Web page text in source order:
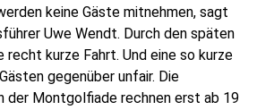
keine Gäste mitnehmen, sagt
Uwe Wendt. Durch den späten
recht kurze Fahrt. Und eine so kurze
gegenüber unfair. Die
der Montgolfiade rechnen erst ab 19